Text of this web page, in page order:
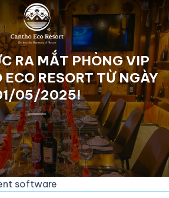
RA MẮT PHÒNG VIP
RESORT TỪ NGÀY
05/2025!
software